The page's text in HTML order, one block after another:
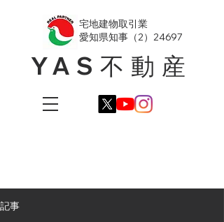
YAS不動産
​宅地建物取引業
愛知県知事（2）24697
記事